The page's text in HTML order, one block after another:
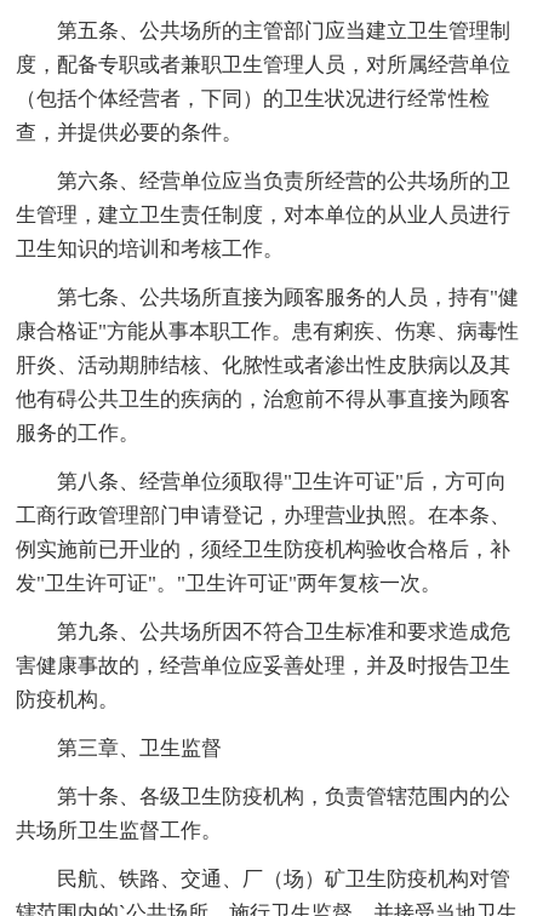
第五条、公共场所的主管部门应当建立卫生管理制
度，配备专职或者兼职卫生管理人员，对所属经营单位
（包括个体经营者，下同）的卫生状况进行经常性检
查，并提供必要的条件。
第六条、经营单位应当负责所经营的公共场所的卫
生管理，建立卫生责任制度，对本单位的从业人员进行
卫生知识的培训和考核工作。
第七条、公共场所直接为顾客服务的人员，持有"健
康合格证"方能从事本职工作。患有痢疾、伤寒、病毒性
肝炎、活动期肺结核、化脓性或者渗出性皮肤病以及其
他有碍公共卫生的疾病的，治愈前不得从事直接为顾客
服务的工作。
第八条、经营单位须取得"卫生许可证"后，方可向
工商行政管理部门申请登记，办理营业执照。在本条、
例实施前已开业的，须经卫生防疫机构验收合格后，补
发"卫生许可证"。"卫生许可证"两年复核一次。
第九条、公共场所因不符合卫生标准和要求造成危
害健康事故的，经营单位应妥善处理，并及时报告卫生
防疫机构。
第三章、卫生监督
第十条、各级卫生防疫机构，负责管辖范围内的公
共场所卫生监督工作。
民航、铁路、交通、厂（场）矿卫生防疫机构对管